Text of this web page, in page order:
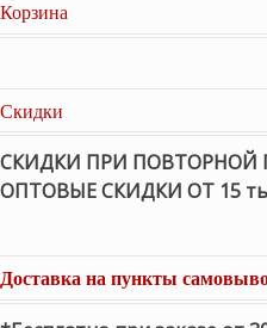
Корзина
Скидки
СКИДКИ ПРИ ПОВТОРНОЙ
ОПТОВЫЕ СКИДКИ ОТ 15
Доставка на пункты